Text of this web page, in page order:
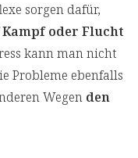
sorgen dafür,
Kampf oder Flucht
kann man nicht
Probleme ebenfalls
Wegen den